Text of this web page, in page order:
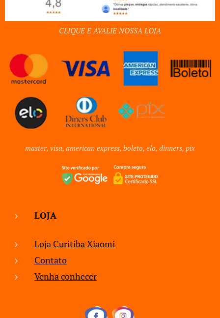
CLIQUE E AVALIE NOSSA LOJA
master, visa, american express, boleto, elo, dinners, pix
LOJA
Loja Curitiba Xiaomi
Contato
Venha conhecer